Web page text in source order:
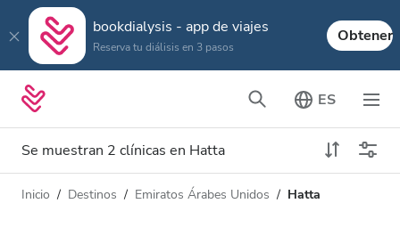
bookdialysis - app de viajes
Reserva tu diálisis en 3 pasos
Obtener
ES
Se muestran 2 clínicas en Hatta
Tipo de diálisis
Distancia
Inicio Destinos Emiratos Árabes Unidos Hatta